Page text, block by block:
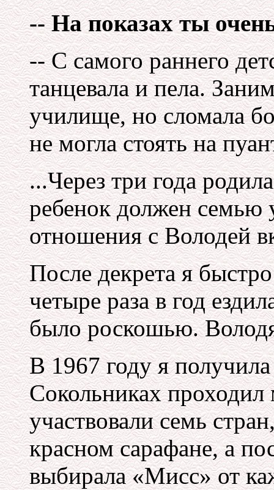
-- На показах ты
-- С самого раннего
танцевала и пела.
училище, но сломала
не могла стоять на
...Через три года
ребенок должен семью
отношения с Володей
После декрета я
четыре раза в год
было роскошью.
В 1967 году я
Сокольниках
участвовали семь
красном сарафане, а
выбирала «Мисс» от